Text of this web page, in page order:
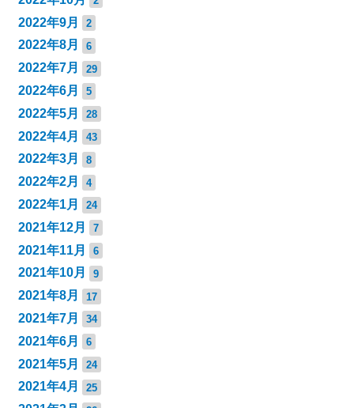
2022年9月 2
2022年8月 6
2022年7月 29
2022年6月 5
2022年5月 28
2022年4月 43
2022年3月 8
2022年2月 4
2022年1月 24
2021年12月 7
2021年11月 6
2021年10月 9
2021年8月 17
2021年7月 34
2021年6月 6
2021年5月 24
2021年4月 25